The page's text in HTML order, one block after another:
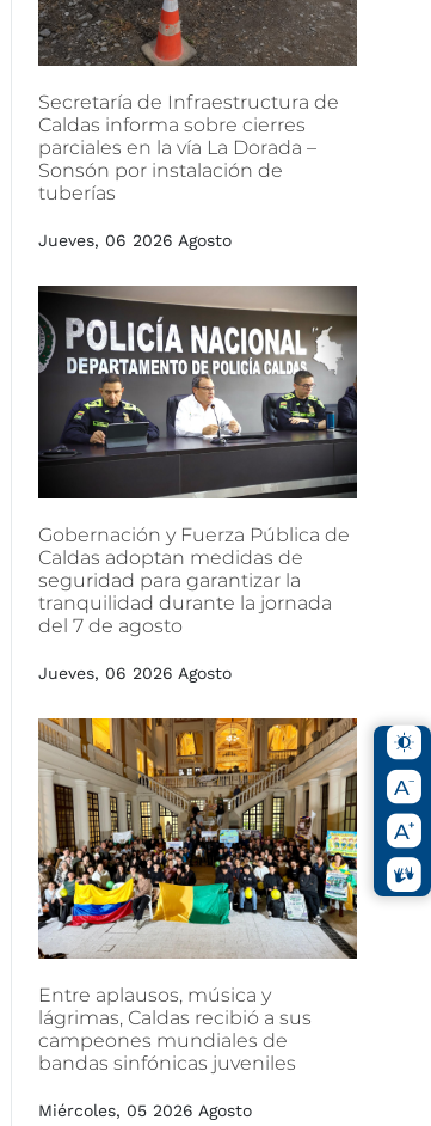
Secretaría de Infraestructura de
Caldas informa sobre cierres
parciales en la vía La Dorada –
Sonsón por instalación de
tuberías
Jueves, 06 2026 Agosto
Gobernación y Fuerza Pública de
Caldas adoptan medidas de
seguridad para garantizar la
tranquilidad durante la jornada
del 7 de agosto
Jueves, 06 2026 Agosto
Entre aplausos, música y
lágrimas, Caldas recibió a sus
campeones mundiales de
bandas sinfónicas juveniles
Miércoles, 05 2026 Agosto